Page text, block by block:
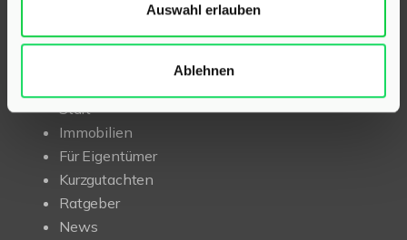
Auswahl erlauben
Ablehnen
Start
Immobilien
Für Eigentümer
Kurzgutachten
Ratgeber
News